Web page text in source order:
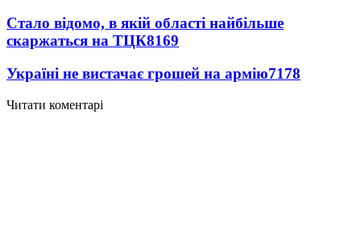
Стало відомо, в якій області найбільше
скаржаться на ТЦК8169
Україні не вистачає грошей на армію7178
Читати коментарі